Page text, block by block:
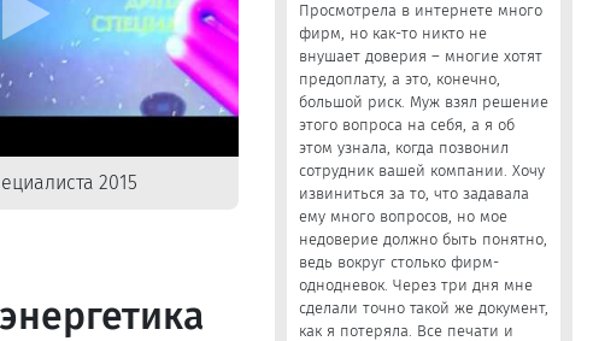
2015
Просмотрела в интернете много
фирм, но как-то никто не
внушает доверия – многие хотят
предоплату, а это, конечно,
большой риск. Муж взял решение
этого вопроса на себя, а я об
этом узнала, когда позвонил
сотрудник вашей компании. Хочу
извиниться за то, что задавала
ему много вопросов, но мое
недоверие должно быть понятно,
ведь вокруг столько фирм-
однодневок. Через три дня мне
сделали точно такой же документ,
как я потеряла. Все печати и